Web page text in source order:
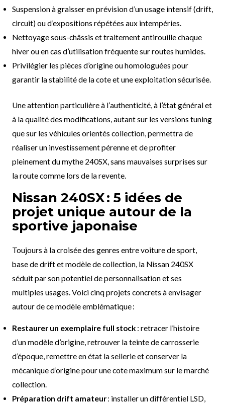
Suspension à graisser en prévision d’un usage intensif (drift,
circuit) ou d’expositions répétées aux intempéries.
Nettoyage sous-châssis et traitement antirouille chaque
hiver ou en cas d’utilisation fréquente sur routes humides.
Privilégier les pièces d’origine ou homologuées pour
garantir la stabilité de la cote et une exploitation sécurisée.
Une attention particulière à l’authenticité, à l’état général et
à la qualité des modifications, autant sur les versions tuning
que sur les véhicules orientés collection, permettra de
réaliser un investissement pérenne et de profiter
pleinement du mythe 240SX, sans mauvaises surprises sur
la route comme lors de la revente.
Nissan 240SX : 5 idées de
projet unique autour de la
sportive japonaise
Toujours à la croisée des genres entre voiture de sport,
base de drift et modèle de collection, la Nissan 240SX
séduit par son potentiel de personnalisation et ses
multiples usages. Voici cinq projets concrets à envisager
autour de ce modèle emblématique :
Restaurer un exemplaire full stock : retracer l’histoire
d’un modèle d’origine, retrouver la teinte de carrosserie
d’époque, remettre en état la sellerie et conserver la
mécanique d’origine pour une cote maximum sur le marché
collection.
Préparation drift amateur: installer un différentiel LSD,